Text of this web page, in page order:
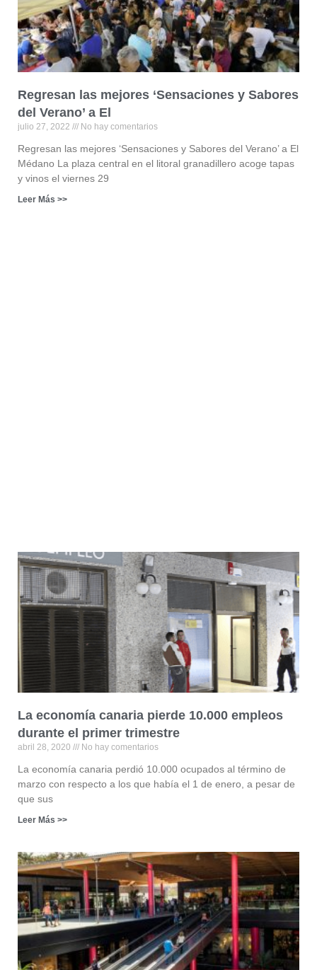
Regresan las mejores ‘Sensaciones y Sabores
del Verano’ a El
julio 27, 2022 No hay comentarios
Regresan las mejores ‘Sensaciones y Sabores del Verano’ a El
Médano La plaza central en el litoral granadillero acoge tapas
y vinos el viernes 29
Leer Más >>
La economía canaria pierde 10.000 empleos
durante el primer trimestre
abril 28, 2020 No hay comentarios
La economía canaria perdió 10.000 ocupados al término de
marzo con respecto a los que había el 1 de enero, a pesar de
que sus
Leer Más >>